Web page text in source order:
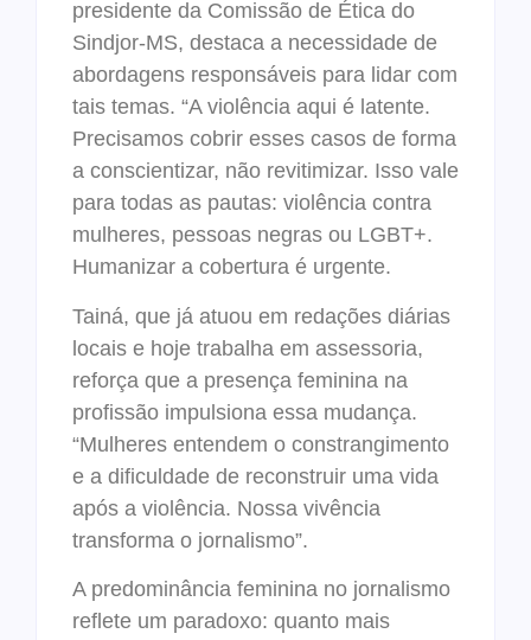
presidente da Comissão de Ética do
Sindjor-MS, destaca a necessidade de
abordagens responsáveis para lidar com
tais temas. “A violência aqui é latente.
Precisamos cobrir esses casos de forma
a conscientizar, não revitimizar. Isso vale
para todas as pautas: violência contra
mulheres, pessoas negras ou LGBT+.
Humanizar a cobertura é urgente.
Tainá, que já atuou em redações diárias
locais e hoje trabalha em assessoria,
reforça que a presença feminina na
profissão impulsiona essa mudança.
“Mulheres entendem o constrangimento
e a dificuldade de reconstruir uma vida
após a violência. Nossa vivência
transforma o jornalismo”.
A predominância feminina no jornalismo
reflete um paradoxo: quanto mais